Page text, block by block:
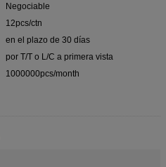
Negociable
12pcs/ctn
en el plazo de 30 días
por T/T o L/C a primera vista
1000000pcs/month